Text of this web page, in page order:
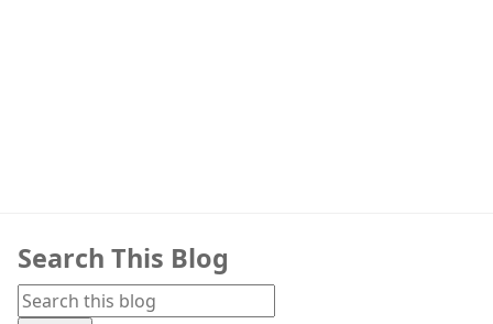
Search This Blog